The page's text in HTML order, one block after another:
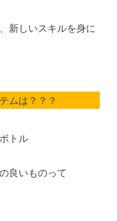
新しいスキルを身に
ムは？？？
トル
良いものって